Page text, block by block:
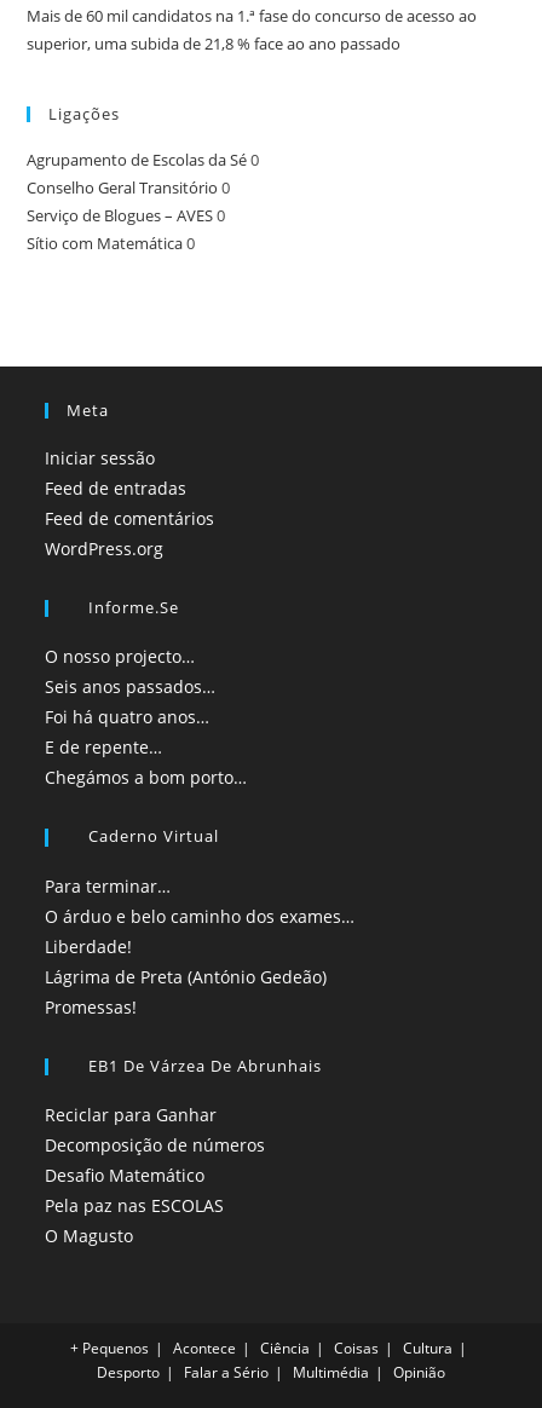
Mais de 60 mil candidatos na 1.ª fase do concurso de acesso ao
superior, uma subida de 21,8 % face ao ano passado
Ligações
Agrupamento de Escolas da Sé0
Conselho Geral Transitório 0
Serviço de Blogues – AVES0
Sítio com Matemática0
Meta
Iniciar sessão
Feed de entradas
Feed de comentários
WordPress.org
Informe.se
O nosso projecto…
Seis anos passados…
Foi há quatro anos…
E de repente…
Chegámos a bom porto…
Caderno Virtual
Para terminar…
O árduo e belo caminho dos exames…
Liberdade!
Lágrima de Preta (António Gedeão)
Promessas!
EB1 De Várzea De Abrunhais
Reciclar para Ganhar
Decomposição de números
Desafio Matemático
Pela paz nas ESCOLAS
O Magusto
+ Pequenos Acontece Ciência Coisas
Cultura
Desporto
Falar a Sério Multimédia Opinião